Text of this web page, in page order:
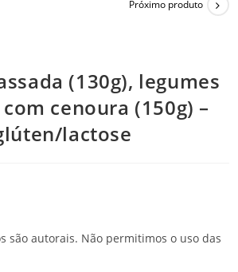
Próximo produto
(130g), legumes
cenoura (150g) –
lactose
são autorais. Não permitimos o uso das